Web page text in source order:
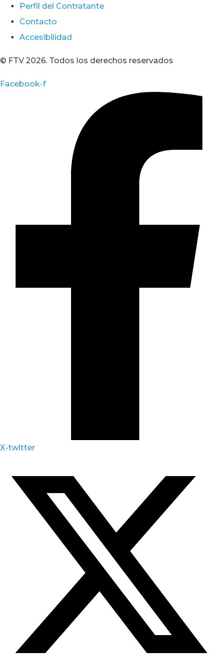
Perfil del Contratante
Contacto
Accesibilidad
© FTV 2026. Todos los derechos reservados
Facebook-f
X-twitter